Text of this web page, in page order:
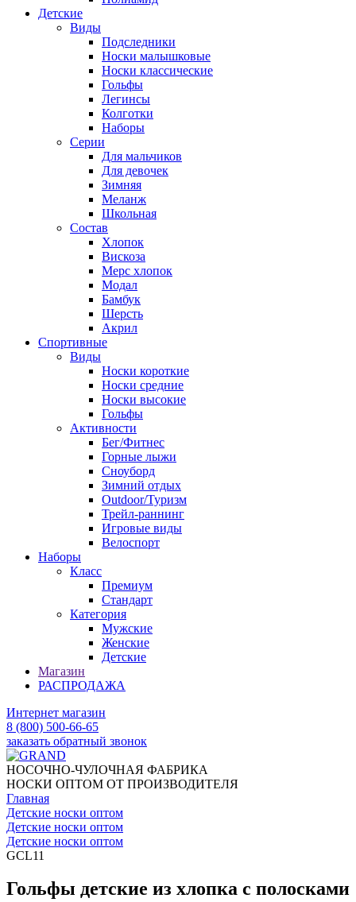
Детские
Виды
Подследники
Носки малышковые
Носки классические
Гольфы
Легинсы
Колготки
Наборы
Серии
Для мальчиков
Для девочек
Зимняя
Меланж
Школьная
Состав
Хлопок
Вискоза
Мерс хлопок
Модал
Бамбук
Шерсть
Акрил
Спортивные
Виды
Носки короткие
Носки средние
Носки высокие
Гольфы
Активности
Бег/Фитнес
Горные лыжи
Сноуборд
Зимний отдых
Outdoor/Туризм
Трейл-раннинг
Игровые виды
Велоспорт
Наборы
Класс
Премиум
Стандарт
Категория
Мужские
Женские
Детские
Магазин
РАСПРОДАЖА
Интернет магазин
8 (800) 500-66-65
заказать обратный звонок
НОСОЧНО-ЧУЛОЧНАЯ ФАБРИКА
НОСКИ ОПТОМ ОТ ПРОИЗВОДИТЕЛЯ
Главная
Детские носки оптом
Детские носки оптом
Детские носки оптом
GCL11
Гольфы детские из хлопка с полосками